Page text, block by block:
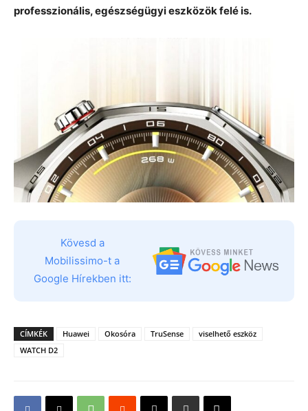
professzionális, egészségügyi eszközök felé is.
Kövesd a
Mobilissimo-t a
Google Hírekben itt:
CÍMKÉK Huawei Okosóra TruSense
viselhető eszköz
WATCH D2